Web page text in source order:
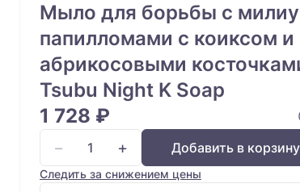
Мыло для борьбы с
папилломами с коиксом и
абрикосовыми
Tsubu Night K Soap
1 728 ₽
− + Добавить в корзину
Следить за снижением цены